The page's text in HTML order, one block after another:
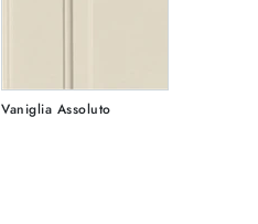
Vaniglia Assoluto